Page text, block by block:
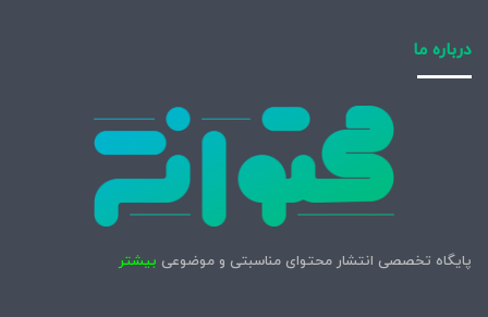
درباره ما
پایگاه تخصصی انتشار محتوای مناسبتی و موضوعی بیشتر